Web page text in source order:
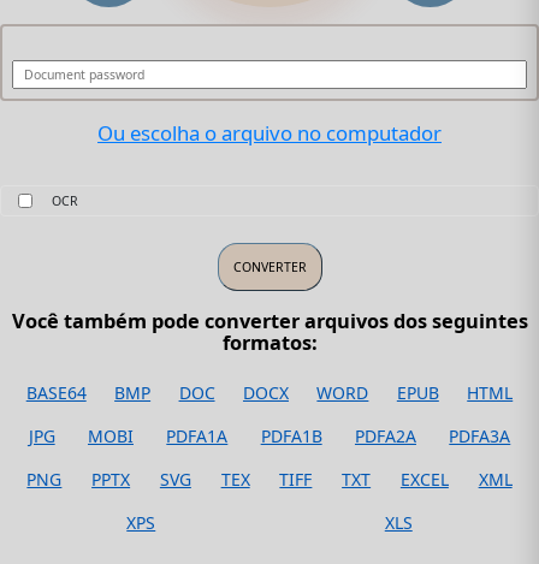
Ou escolha o arquivo no computador
OCR
Você também pode converter arquivos dos seguintes
formatos:
BASE64 BMP DOC DOCX WORD EPUB
HTML
JPG
MOBI PDFA1A PDFA1B PDFA2A
PDFA3A
PNG
PPTX SVG TEX TIFF TXT EXCEL
XML
XPS
XLS